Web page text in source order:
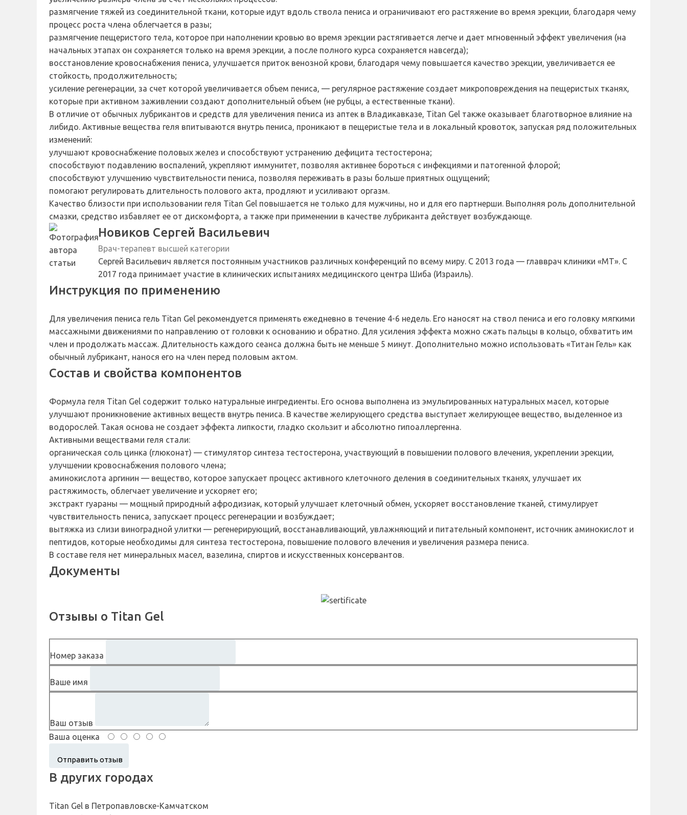
размягчение тяжей из соединительной ткани, которые идут вдоль ствола пениса и ограничивают его растяжение во время эрекции, благодаря чему
процесс роста члена облегчается в разы;
размягчение пещеристого тела, которое при наполнении кровью во время эрекции растягивается легче и дает мгновенный эффект увеличения (на
начальных этапах он сохраняется только на время эрекции, а после полного курса сохраняется навсегда);
восстановление кровоснабжения пениса, улучшается приток венозной крови, благодаря чему повышается качество эрекции, увеличивается ее
стойкость, продолжительность;
усиление регенерации, за счет которой увеличивается объем пениса, — регулярное растяжение создает микроповреждения на пещеристых тканях,
которые при активном заживлении создают дополнительный объем (не рубцы, а естественные ткани).
В отличие от обычных лубрикантов и средств для увеличения пениса из аптек в Владикавказе, Titan Gel также оказывает благотворное влияние на
либидо. Активные вещества геля впитываются внутрь пениса, проникают в пещеристые тела и в локальный кровоток, запуская ряд положительных
изменений:
улучшают кровоснабжение половых желез и способствуют устранению дефицита тестостерона;
способствуют подавлению воспалений, укрепляют иммунитет, позволяя активнее бороться с инфекциями и патогенной флорой;
способствуют улучшению чувствительности пениса, позволяя переживать в разы больше приятных ощущений;
помогают регулировать длительность полового акта, продляют и усиливают оргазм.
Качество близости при использовании геля Titan Gel повышается не только для мужчины, но и для его партнерши. Выполняя роль дополнительной
смазки, средство избавляет ее от дискомфорта, а также при применении в качестве лубриканта действует возбуждающе.
Новиков Сергей Васильевич
Врач-терапевт высшей категории
Сергей Васильевич является постоянным участников различных конференций по всему миру. С 2013 года — главврач клиники «МТ». С
2017 года принимает участие в клинических испытаниях медицинского центра Шиба (Израиль).
Инструкция по применению
Для увеличения пениса гель Titan Gel рекомендуется применять ежедневно в течение 4-6 недель. Его наносят на ствол пениса и его головку мягкими
массажными движениями по направлению от головки к основанию и обратно. Для усиления эффекта можно сжать пальцы в кольцо, обхватить им
член и продолжать массаж. Длительность каждого сеанса должна быть не меньше 5 минут. Дополнительно можно использовать «Титан Гель» как
обычный лубрикант, нанося его на член перед половым актом.
Состав и свойства компонентов
Формула геля Titan Gel содержит только натуральные ингредиенты. Его основа выполнена из эмульгированных натуральных масел, которые
улучшают проникновение активных веществ внутрь пениса. В качестве желирующего средства выступает желирующее вещество, выделенное из
водорослей. Такая основа не создает эффекта липкости, гладко скользит и абсолютно гипоаллергенна.
Активными веществами геля стали:
органическая соль цинка (глюконат) — стимулятор синтеза тестостерона, участвующий в повышении полового влечения, укреплении эрекции,
улучшении кровоснабжения полового члена;
аминокислота аргинин — вещество, которое запускает процесс активного клеточного деления в соединительных тканях, улучшает их
растяжимость, облегчает увеличение и ускоряет его;
экстракт гуараны — мощный природный афродизиак, который улучшает клеточный обмен, ускоряет восстановление тканей, стимулирует
чувствительность пениса, запускает процесс регенерации и возбуждает;
вытяжка из слизи виноградной улитки — регенерирующий, восстанавливающий, увлажняющий и питательный компонент, источник аминокислот и
пептидов, которые необходимы для синтеза тестостерона, повышение полового влечения и увеличения размера пениса.
В составе геля нет минеральных масел, вазелина, спиртов и искусственных консервантов.
Документы
Отзывы о Titan Gel
Номер заказа
Ваше имя
Ваш отзыв
Ваша оценка
В других городах
Titan Gel в Петропавловске-Камчатском